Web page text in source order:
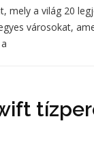
mely a világ 20
városokat,